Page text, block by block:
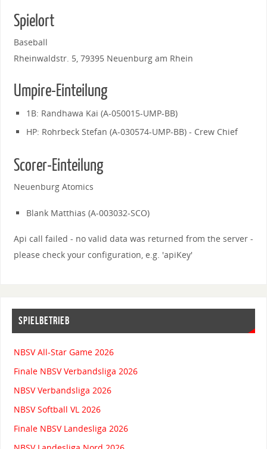
Spielort
Baseball
Rheinwaldstr. 5, 79395 Neuenburg am Rhein
Umpire-Einteilung
1B: Randhawa Kai (A-050015-UMP-BB)
HP: Rohrbeck Stefan (A-030574-UMP-BB) - Crew Chief
Scorer-Einteilung
Neuenburg Atomics
Blank Matthias (A-003032-SCO)
Api call failed - no valid data was returned from the server -
please check your configuration, e.g. 'apiKey'
SPIELBETRIEB
NBSV All-Star Game 2026
Finale NBSV Verbandsliga 2026
NBSV Verbandsliga 2026
NBSV Softball VL 2026
Finale NBSV Landesliga 2026